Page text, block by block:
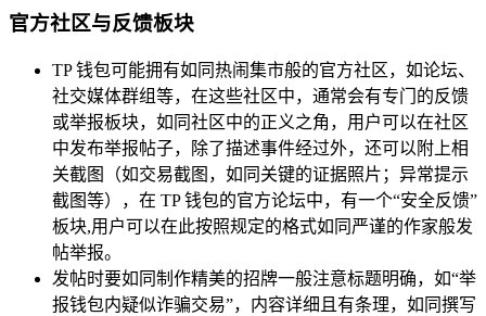
官方社区与反馈板块
TP 钱包可能拥有如同热闹集市般的官方社区，如论坛、
社交媒体群组等，在这些社区中，通常会有专门的反馈
或举报板块，如同社区中的正义之角，用户可以在社区
中发布举报帖子，除了描述事件经过外，还可以附上相
关截图（如交易截图，如同关键的证据照片；异常提示
截图等），在 TP 钱包的官方论坛中，有一个“安全反馈”
板块,用户可以在此按照规定的格式如同严谨的作家般发
帖举报。
发帖时要如同制作精美的招牌一般注意标题明确，如“举
报钱包内疑似诈骗交易”，内容详细且有条理，如同撰写